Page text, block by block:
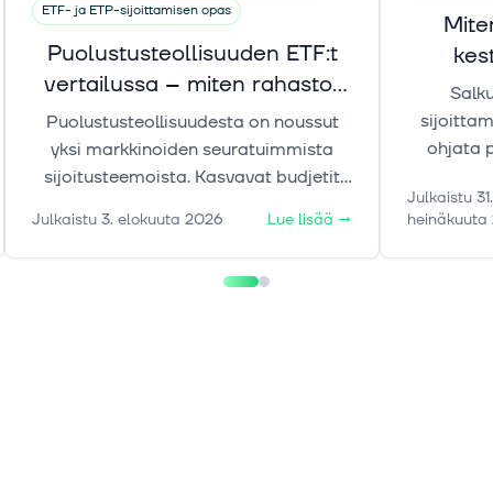
ETF- ja ETP-sijoittamisen opas
Puolustusteollisuuden ETF:t
vertailussa – miten rahastot
eroavat toisistaan?
Puolustusteollisuudesta on noussut
yksi markkinoiden seuratuimmista
sijoitusteemoista. Kasvavat budjetit
puolustus-ETF:stä samanlaisia:
rahastojen maantiede, omistukset ja
riskit voivat poiketa toisistaan
Julkaistu 3. elokuuta 2026 Lue lisää →
ohjata
Julkaistu 31.